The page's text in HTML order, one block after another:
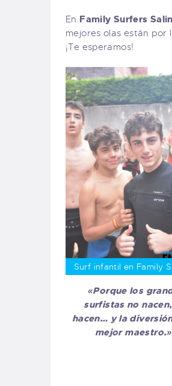
En Family Surfers
mejores olas están por
¡Te esperamos!
Surf infantil en Family
«Porque los
surfistas no
hacen… y la
mejor maestro.»